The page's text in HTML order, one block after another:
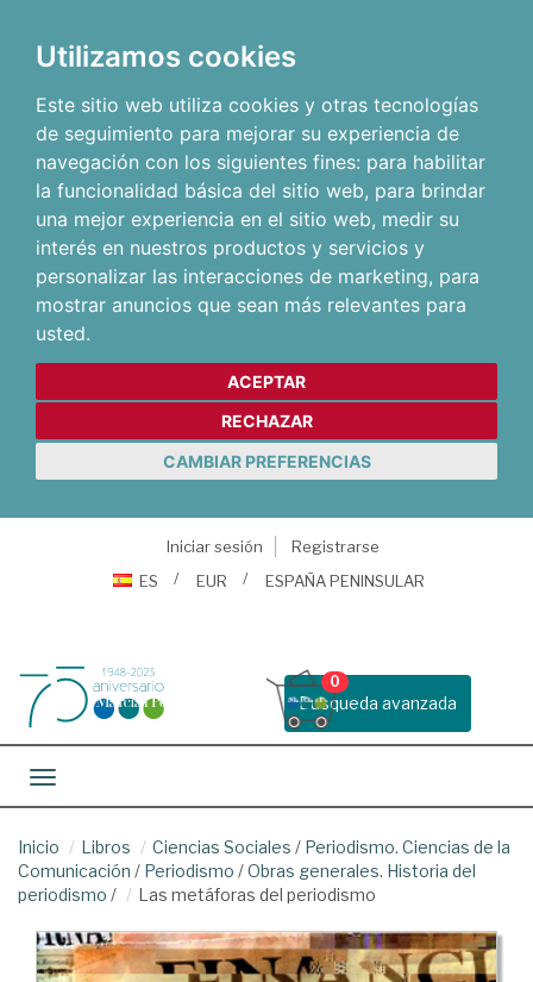
Utilizamos cookies
Este sitio web utiliza cookies y otras tecnologías
de seguimiento para mejorar su experiencia de
navegación con los siguientes fines: para habilitar
la funcionalidad básica del sitio web, para brindar
una mejor experiencia en el sitio web, medir su
interés en nuestros productos y servicios y
personalizar las interacciones de marketing, para
mostrar anuncios que sean más relevantes para
usted.
ACEPTAR
RECHAZAR
CAMBIAR PREFERENCIAS
Iniciar sesión
Registrarse
ES
EUR ESPAÑA PENINSULAR
Busqueda avanzada
0
Toggle navigation
Inicio Libros Ciencias Sociales / Periodismo. Ciencias de la
Comunicación / Periodismo /Obras generales. Historia del
periodismo / Las metáforas del periodismo